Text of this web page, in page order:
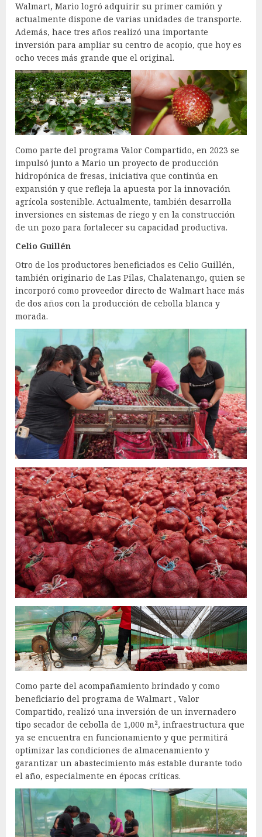
Walmart, Mario logró adquirir su primer camión y
actualmente dispone de varias unidades de transporte.
Además, hace tres años realizó una importante
inversión para ampliar su centro de acopio, que hoy es
ocho veces más grande que el original.
Como parte del programa Valor Compartido, en 2023 se
impulsó junto a Mario un proyecto de producción
hidropónica de fresas, iniciativa que continúa en
expansión y que refleja la apuesta por la innovación
agrícola sostenible. Actualmente, también desarrolla
inversiones en sistemas de riego y en la construcción
de un pozo para fortalecer su capacidad productiva.
Celio Guillén
Otro de los productores beneficiados es Celio Guillén,
también originario de Las Pilas, Chalatenango, quien se
incorporó como proveedor directo de Walmart hace más
de dos años con la producción de cebolla blanca y
morada.
Como parte del acompañamiento brindado y como
beneficiario del programa de Walmart , Valor
Compartido, realizó una inversión de un invernadero
tipo secador de cebolla de 1,000 m², infraestructura que
ya se encuentra en funcionamiento y que permitirá
optimizar las condiciones de almacenamiento y
garantizar un abastecimiento más estable durante todo
el año, especialmente en épocas críticas.